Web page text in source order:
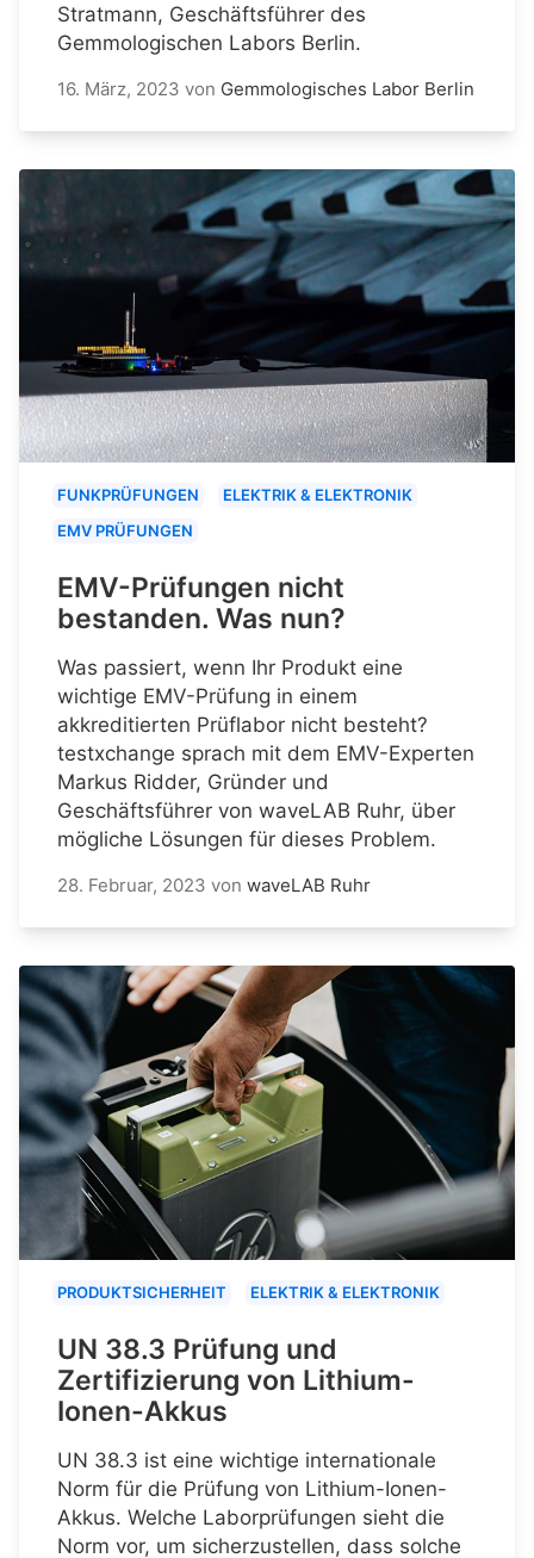
Stratmann, Geschäftsführer des
Gemmologischen Labors Berlin.
16. März, 2023 von Gemmologisches Labor Berlin
FUNKPRÜFUNGEN
ELEKTRIK & ELEKTRONIK
EMV PRÜFUNGEN
EMV-Prüfungen nicht
bestanden. Was nun?
Was passiert, wenn Ihr Produkt eine
wichtige EMV-Prüfung in einem
akkreditierten Prüflabor nicht besteht?
testxchange sprach mit dem EMV-Experten
Markus Ridder, Gründer und
Geschäftsführer von waveLAB Ruhr, über
mögliche Lösungen für dieses Problem.
28. Februar, 2023 von waveLAB Ruhr
PRODUKTSICHERHEIT ELEKTRIK & ELEKTRONIK
UN 38.3 Prüfung und
Zertifizierung von Lithium-
Ionen-Akkus
UN 38.3 ist eine wichtige internationale
Norm für die Prüfung von Lithium-Ionen-
Akkus. Welche Laborprüfungen sieht die
Norm vor, um sicherzustellen, dass solche